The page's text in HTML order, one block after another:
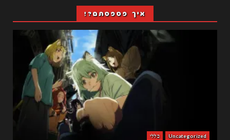
איך פספסתם?!
Uncategorized כללי